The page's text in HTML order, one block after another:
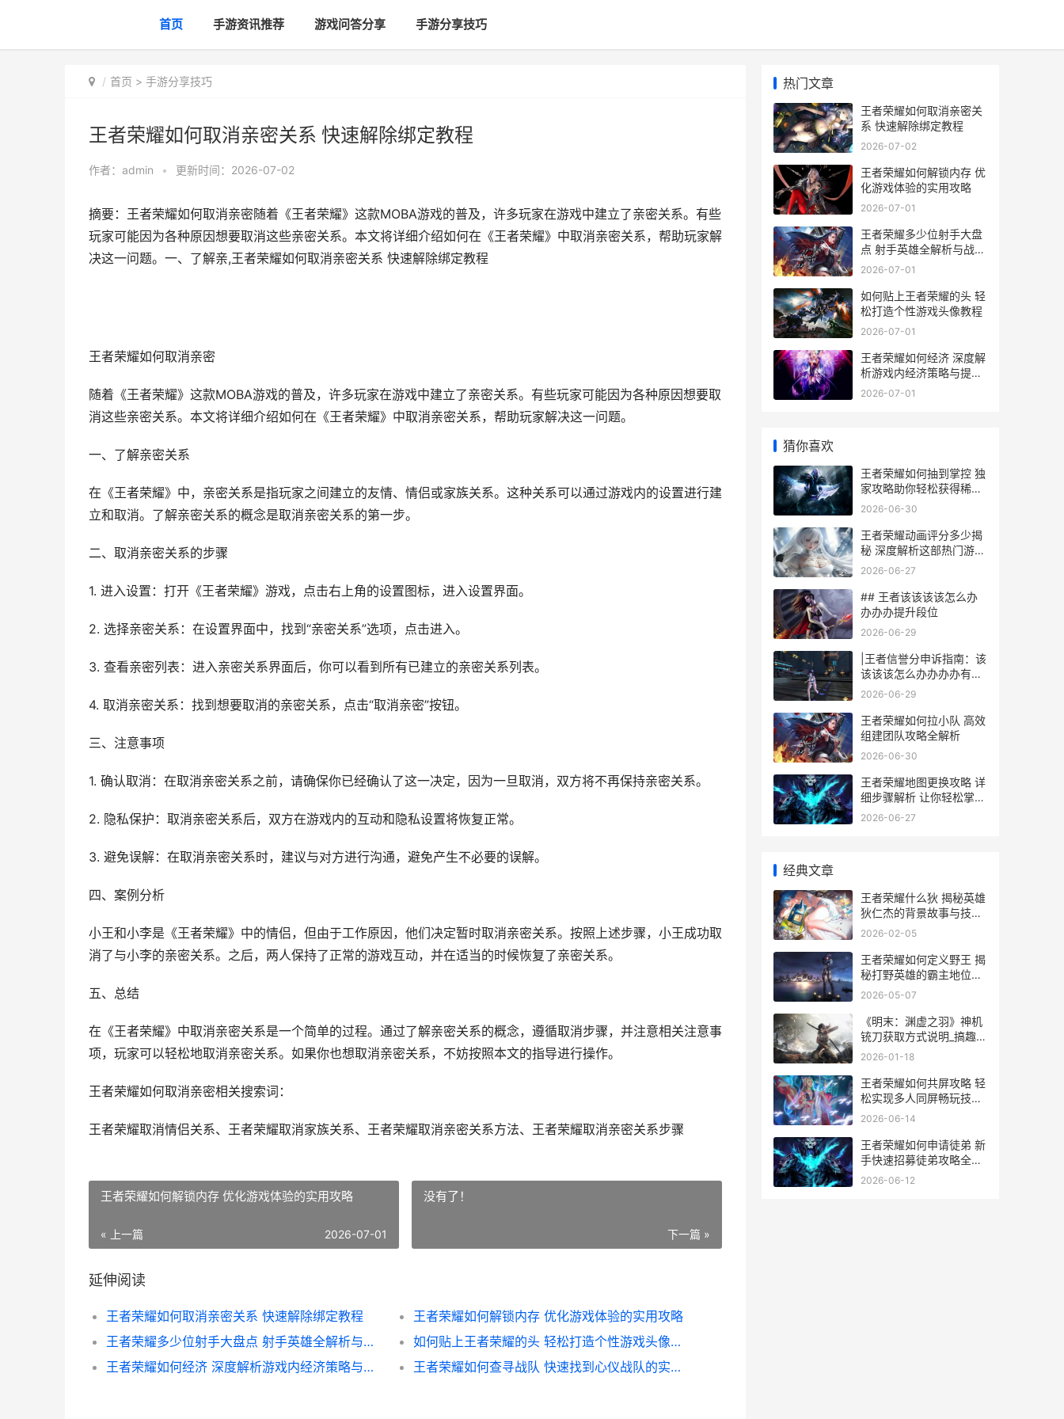
首页 手游资讯推荐 游戏问答分享 手游分享技巧
首页 > 手游分享技巧
王者荣耀如何取消亲密关系 快速解除绑定教程
作者： admin • 更新时间：2026-07-02
摘要：王者荣耀如何取消亲密随着《王者荣耀》这款MOBA游戏的普及，许多玩家在游戏中建立了亲密关系。有些
玩家可能因为各种原因想要取消这些亲密关系。本文将详细介绍如何在《王者荣耀》中取消亲密关系，帮助玩家解
决这一问题。一、了解亲,王者荣耀如何取消亲密关系 快速解除绑定教程
王者荣耀如何取消亲密
随着《王者荣耀》这款MOBA游戏的普及，许多玩家在游戏中建立了亲密关系。有些玩家可能因为各种原因想要取
消这些亲密关系。本文将详细介绍如何在《王者荣耀》中取消亲密关系，帮助玩家解决这一问题。
一、了解亲密关系
在《王者荣耀》中，亲密关系是指玩家之间建立的友情、情侣或家族关系。这种关系可以通过游戏内的设置进行建
立和取消。了解亲密关系的概念是取消亲密关系的第一步。
二、取消亲密关系的步骤
1. 进入设置：打开《王者荣耀》游戏，点击右上角的设置图标，进入设置界面。
2. 选择亲密关系：在设置界面中，找到“亲密关系”选项，点击进入。
3. 查看亲密列表：进入亲密关系界面后，你可以看到所有已建立的亲密关系列表。
4. 取消亲密关系：找到想要取消的亲密关系，点击“取消亲密”按钮。
三、注意事项
1. 确认取消：在取消亲密关系之前，请确保你已经确认了这一决定，因为一旦取消，双方将不再保持亲密关系。
2. 隐私保护：取消亲密关系后，双方在游戏内的互动和隐私设置将恢复正常。
3. 避免误解：在取消亲密关系时，建议与对方进行沟通，避免产生不必要的误解。
四、案例分析
小王和小李是《王者荣耀》中的情侣，但由于工作原因，他们决定暂时取消亲密关系。按照上述步骤，小王成功取
消了与小李的亲密关系。之后，两人保持了正常的游戏互动，并在适当的时候恢复了亲密关系。
五、总结
在《王者荣耀》中取消亲密关系是一个简单的过程。通过了解亲密关系的概念，遵循取消步骤，并注意相关注意事
项，玩家可以轻松地取消亲密关系。如果你也想取消亲密关系，不妨按照本文的指导进行操作。
王者荣耀如何取消亲密相关搜索词：
王者荣耀取消情侣关系、王者荣耀取消家族关系、王者荣耀取消亲密关系方法、王者荣耀取消亲密关系步骤
王者荣耀如何解锁内存 优化游戏体验的实用攻略
« 上一篇 2026-07-01
没有了！
下一篇 »
延伸阅读
王者荣耀如何取消亲密关系 快速解除绑定教程
王者荣耀如何解锁内存 优化游戏体验的实用攻略
王者荣耀多少位射手大盘点 射手英雄全解析与战术运用
如何贴上王者荣耀的头 轻松打造个性游戏头像教程
王者荣耀如何经济 深度解析游戏内经济策略与提升技巧
王者荣耀如何查寻战队 快速找到心仪战队的实用指南
热门文章
王者荣耀如何取消亲密关
系 快速解除绑定教程
2026-07-02
王者荣耀如何解锁内存 优
化游戏体验的实用攻略
2026-07-01
王者荣耀多少位射手大盘
点 射手英雄全解析与战术
运用
2026-07-01
如何贴上王者荣耀的头 轻
松打造个性游戏头像教程
2026-07-01
王者荣耀如何经济 深度解
析游戏内经济策略与提升
技巧
2026-07-01
猜你喜欢
王者荣耀如何抽到掌控 独
家攻略助你轻松获得稀有
英雄
2026-06-30
王者荣耀动画评分多少揭
秘 深度解析这部热门游戏
的视觉盛宴
2026-06-27
## 王者该该该该怎么办
办办办提升段位
2026-06-29
|王者信誉分申诉指南：该
该该该怎么办办办办有效
解决信誉难题|
2026-06-29
王者荣耀如何拉小队 高效
组建团队攻略全解析
2026-06-30
王者荣耀地图更换攻略 详
细步骤解析 让你轻松掌握
地图更换技巧
2026-06-27
经典文章
王者荣耀什么狄 揭秘英雄
狄仁杰的背景故事与技能
解析
2026-02-05
王者荣耀如何定义野王 揭
秘打野英雄的霸主地位与
技能解析
2026-05-07
《明末：渊虚之羽》神机
铳刀获取方式说明_搞趣网
明末渊虚之羽须羽状态是
2026-01-18
王者荣耀如何共屏攻略 轻
松实现多人同屏畅玩技巧
解析
2026-06-14
王者荣耀如何申请徒弟 新
手快速招募徒弟攻略全解
析
2026-06-12